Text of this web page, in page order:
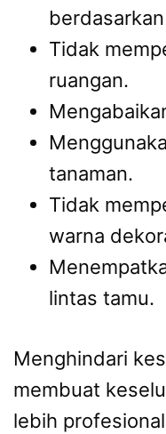
Tidak
ruangan.
tanaman.
Tidak
warna
lintas tamu.
Menghindari
membuat
lebih